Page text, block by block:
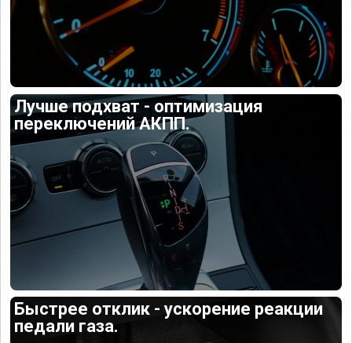
Лучше подхват - оптимизация
переключений АКПП.
Быстрее отклик - ускорение реакции
педали газа.